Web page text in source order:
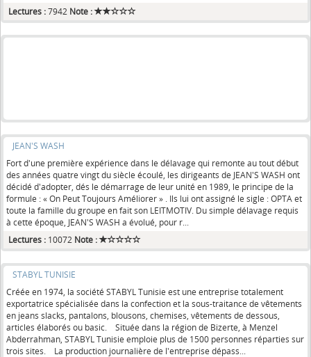
Lectures :7942 Note :
JEAN'S WASH
Fort d'une première expérience dans le délavage qui remonte au tout début
des années quatre vingt du siècle écoulé, les dirigeants de JEAN'S WASH ont
décidé d'adopter, dés le démarrage de leur unité en 1989, le principe de la
formule : « On Peut Toujours Améliorer » . Ils lui ont assigné le sigle : OPTA et
toute la famille du groupe en fait son LEITMOTIV. Du simple délavage requis
à cette époque, JEAN'S WASH a évolué, pour r...
Lectures : 10072 Note :
STABYL TUNISIE
Créée en 1974, la société STABYL Tunisie est une entreprise totalement
exportatrice spécialisée dans la confection et la sous-traitance de vêtements
en jeans slacks, pantalons, blousons, chemises, vêtements de dessous,
articles élaborés ou basic. Située dans la région de Bizerte, à Menzel
Abderrahman, STABYL Tunisie emploie plus de 1500 personnes réparties sur
trois sites. La production journalière de l'entreprise dépass...